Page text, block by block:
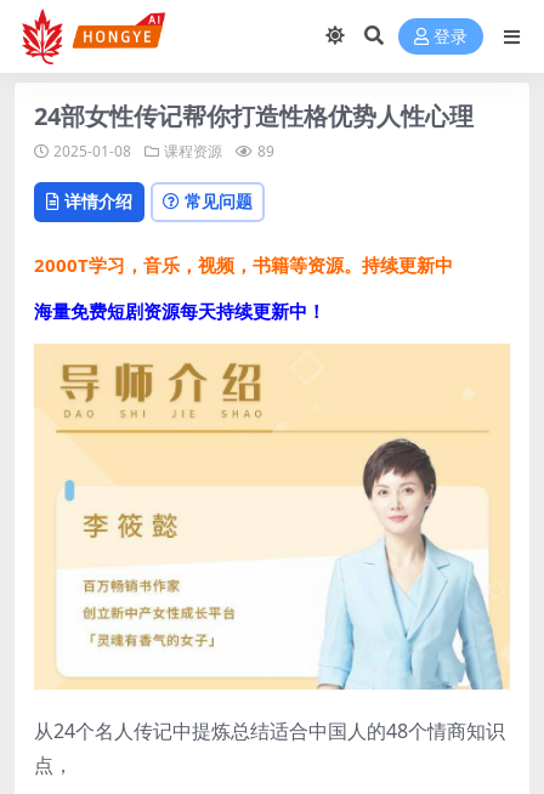
登录
24部女性传记帮你打造性格优势人性心理
2025-01-08 课程资源 89
详情介绍 常见问题
2000T学习，音乐，视频，书籍等资源。持续更新中
海量免费短剧资源每天持续更新中！
从24个名人传记中提炼总结适合中国人的48个情商知识
点，